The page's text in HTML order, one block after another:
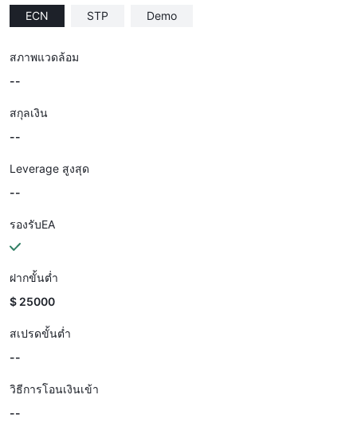
ECN STP Demo
สภาพแวดล้อม
--
สกุลเงิน
--
Leverage สูงสุด
--
รองรับEA
ฝากขั้นต่ำ
$ 25000
สเปรดขั้นต่ำ
--
วิธีการโอนเงินเข้า
--